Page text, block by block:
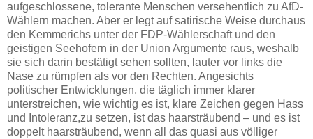
aufgeschlossene, tolerante Menschen versehentlich zu AfD-
Wählern machen. Aber er legt auf satirische Weise durchaus
den Kemmerichs unter der FDP-Wählerschaft und den
geistigen Seehofern in der Union Argumente raus, weshalb
sie sich darin bestätigt sehen sollten, lauter vor links die
Nase zu rümpfen als vor den Rechten. Angesichts
politischer Entwicklungen, die täglich immer klarer
unterstreichen, wie wichtig es ist, klare Zeichen gegen Hass
und Intoleranz,zu setzen, ist das haarsträubend – und es ist
doppelt haarsträubend, wenn all das quasi aus völliger